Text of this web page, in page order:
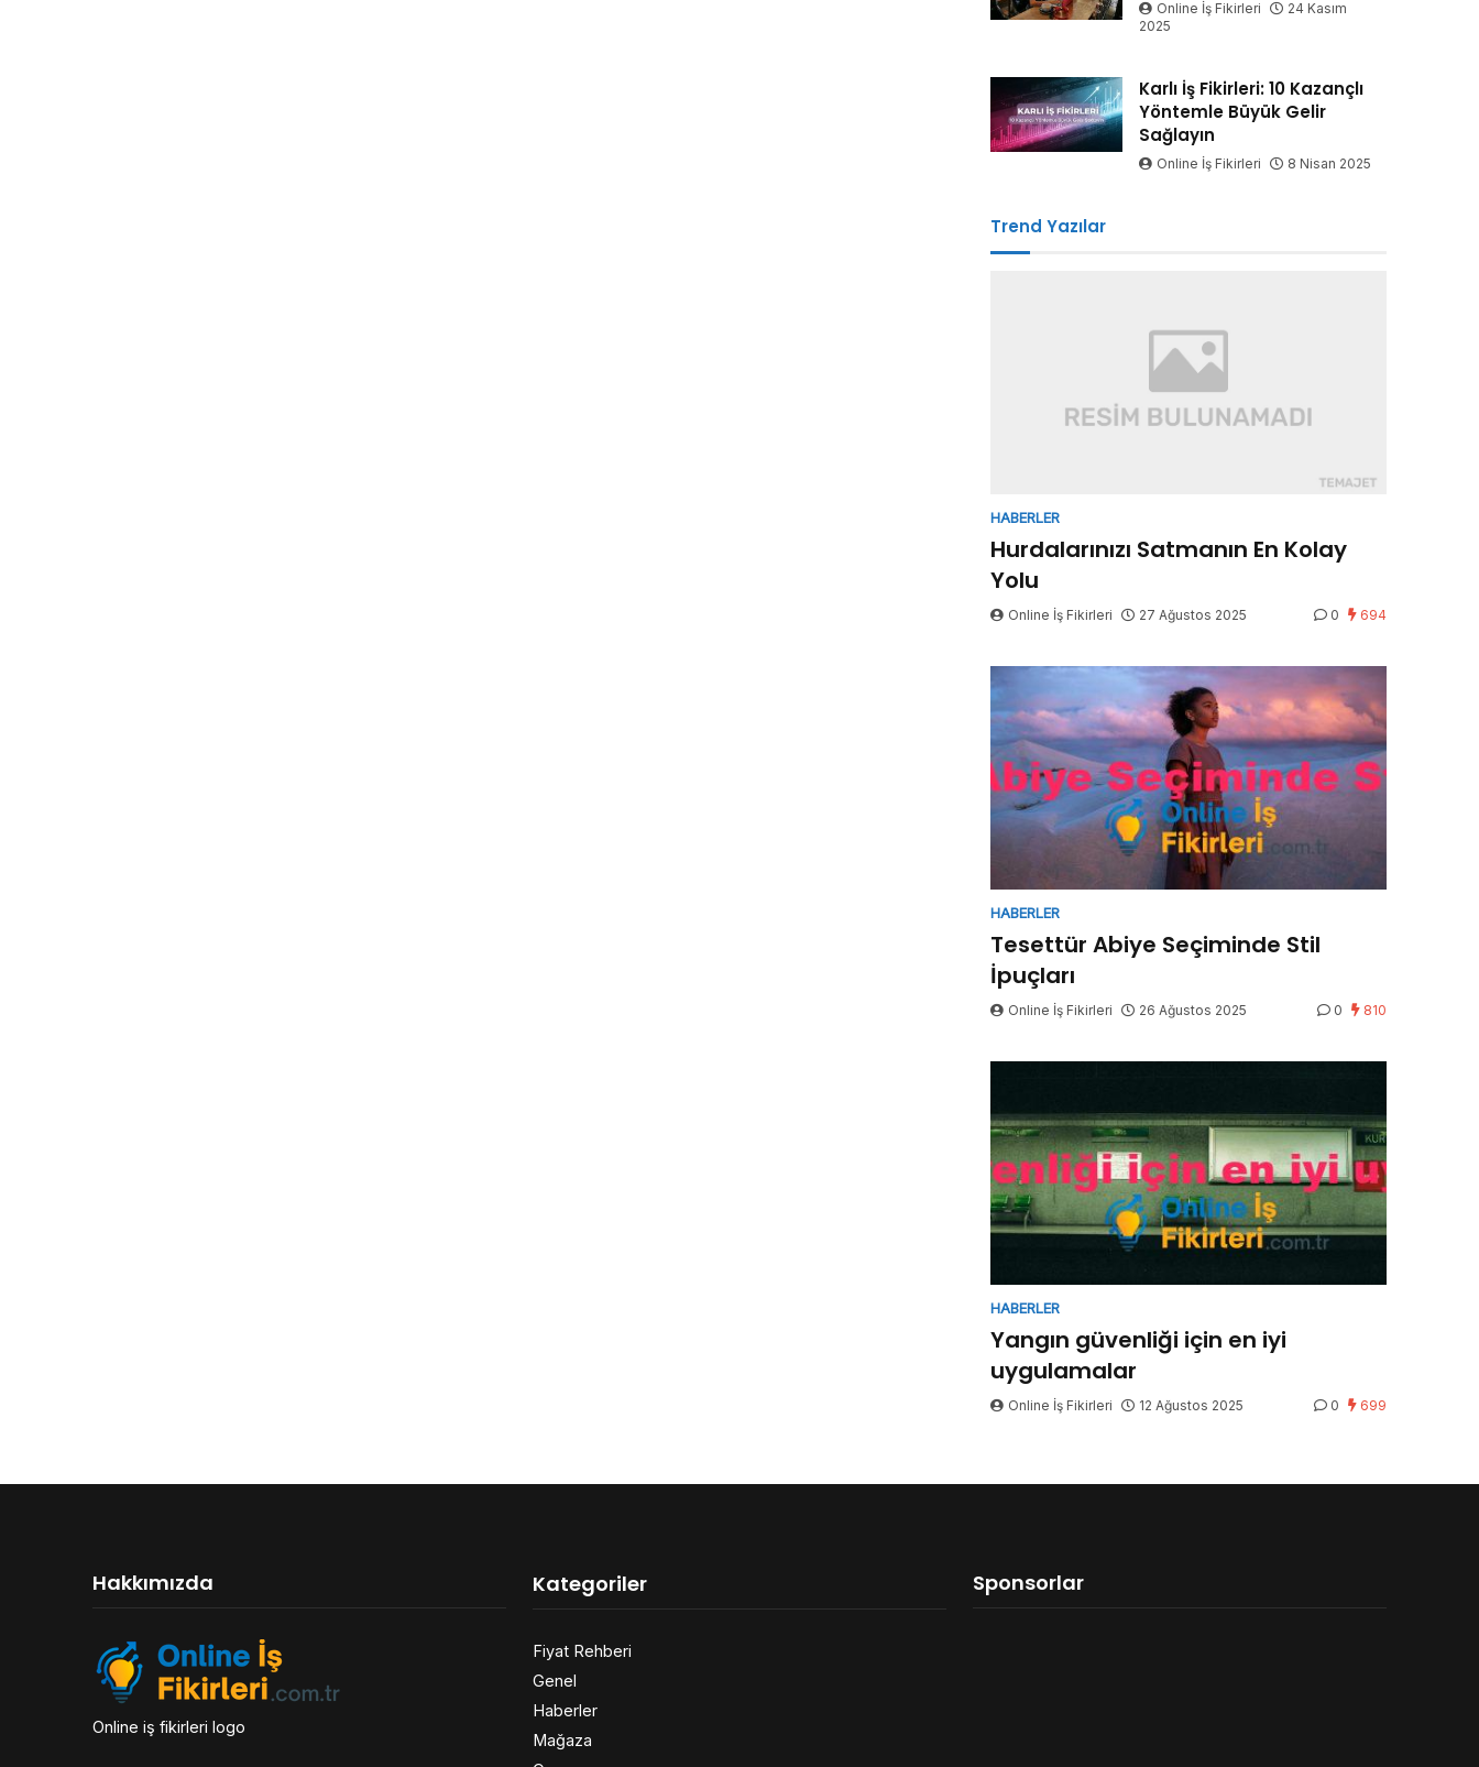
Online İş Fikirleri
24 Kasım
2025
Karlı İş Fikirleri: 10 Kazançlı
Yöntemle Büyük Gelir
Sağlayın
Online İş Fikirleri 8 Nisan 2025
Trend Yazılar
HABERLER
Hurdalarınızı Satmanın En Kolay
Yolu
Online İş Fikirleri 27 Ağustos 2025 0 694
HABERLER
Tesettür Abiye Seçiminde Stil
İpuçları
Online İş Fikirleri 26 Ağustos 2025 0 810
HABERLER
Yangın güvenliği için en iyi
uygulamalar
Online İş Fikirleri 12 Ağustos 2025 0 699
Hakkımızda
Online iş fikirleri logo
Kategoriler
Fiyat Rehberi
Genel
Haberler
Mağaza
Sponsorlar